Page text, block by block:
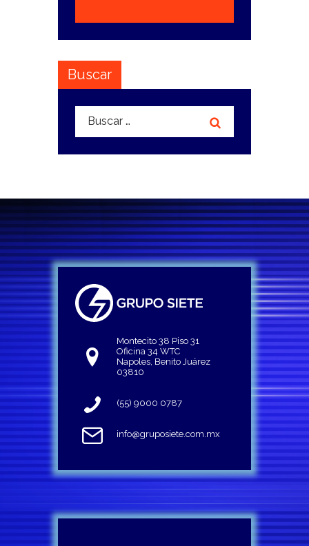
Buscar
Buscar:
Montecito 38 Piso 31
Oficina 34 WTC
Napoles, Benito Juárez
03810
(55) 9000 0787
info@gruposiete.com.mx